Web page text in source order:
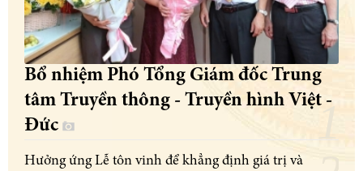
Bổ nhiệm Phó Tổng Giám đốc Trung
tâm Truyền thông - Truyền hình Việt -
Đức
Hưởng ứng Lễ tôn vinh để khẳng định giá trị và